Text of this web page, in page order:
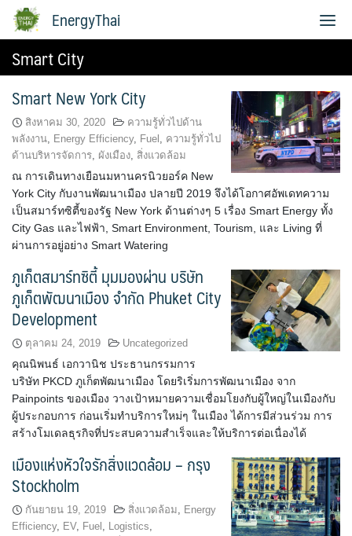
Skip
เกี่ยวกับผู้เขียน
EnergyThai
Smart City
Smart New York City
สิงหาคม 30, 2020
ความรู้ทั่วไปด้าน
พลังงาน, Energy Efficiency, Fuel , ความรู้ทั่วไป
ด้านบริหารจัดการ, ผังเมือง, สิ่งแวดล้อม
ณ การเดินทางเยือนมหานครนิวยอร์ค New
York City กับงานพัฒนาเมือง ปลายปี 2019 จึงได้โอกาศอัพเดทความ
เป็นสมาร์ทซิตี้ของรัฐ New York ด้านต่างๆ 5 เรื่อง Smart Energy ทั้ง
City Gas และไฟฟ้า, Smart Environment, Tourism, และ Living ที่
ผ่านการอยู่อย่าง Smart Watering
ภูเก็ตสมาร์ทซิตี้ มุมมองผ่าน บริษัท
ภูเก็ตพัฒนาเมือง จำกัด Phuket City
Development
ตุลาคม 24, 2019 Uncategorized
คุณนิพนธ์ เอกวานิช ประธานกรรมการ
บริษัท PKCD ภูเก็ตพัฒนาเมือง โดยริเริ่มการพัฒนาเมือง จาก
Painpoints ของเมือง วางเป้าหมายความเชื่อมโยงกับผู้ใหญ่ในเมืองกับ
ผู้ประกอบการ ก่อนเริ่มทำบริการใหม่ๆ ในเมือง ได้การมีส่วนร่วม การ
สร้างโมเดลธุรกิจที่ประสบความสำเร็จและให้บริการต่อเนื่องได้
เมืองแห่งหัวใจรักสิ่งแวดล้อม – กรุง
Stockholm
กันยายน 19, 2019 สิ่งแวดล้อม, Energy
Efficiency, EV, Fuel , Logistics,